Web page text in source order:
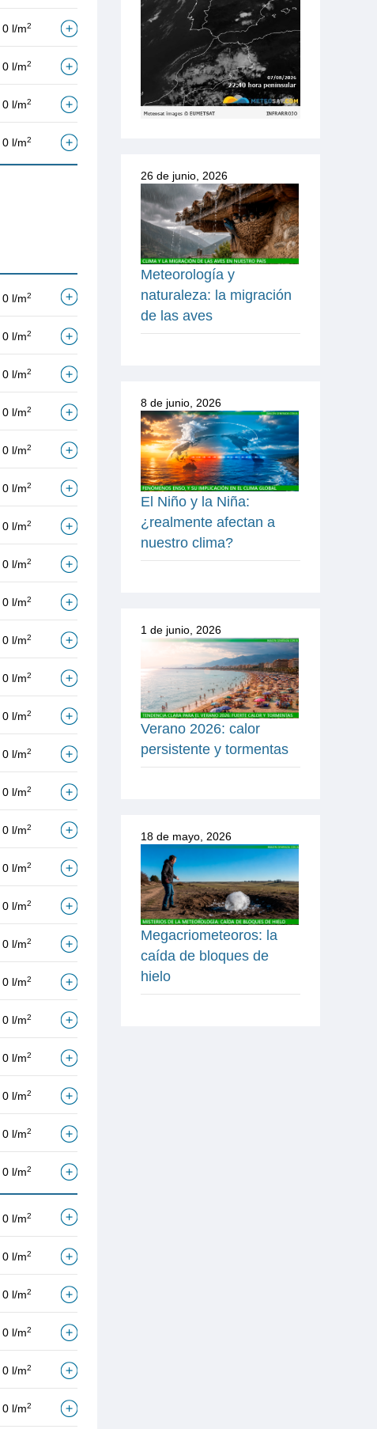
0 l/m2
0 l/m2
0 l/m2
0 l/m2
0 l/m2
0 l/m2
0 l/m2
0 l/m2
0 l/m2
0 l/m2
0 l/m2
0 l/m2
0 l/m2
0 l/m2
0 l/m2
0 l/m2
0 l/m2
0 l/m2
0 l/m2
0 l/m2
0 l/m2
0 l/m2
0 l/m2
0 l/m2
0 l/m2
0 l/m2
0 l/m2
0 l/m2
0 l/m2
0 l/m2
0 l/m2
0 l/m2
0 l/m2
0 l/m2
26 de junio, 2026
Meteorología y
naturaleza: la migración
de las aves
8 de junio, 2026
El Niño y la Niña:
¿realmente afectan a
nuestro clima?
1 de junio, 2026
Verano 2026: calor
persistente y tormentas
18 de mayo, 2026
Megacriometeoros: la
caída de bloques de
hielo